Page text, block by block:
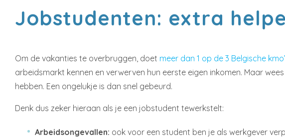
Jobstudenten: extra
Om de vakanties te overbruggen, doet meer dan 1 op de 3 Belgische
arbeidsmarkt kennen en verwerven hun eerste eigen inkomen. Maar
hebben. Een ongelukje is dan snel gebeurd.
Denk dus zeker hieraan als je een jobstudent tewerkstelt:
Arbeidsongevallen: ook voor een student ben je als werkgever